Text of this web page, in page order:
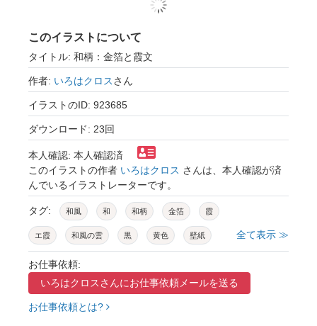
このイラストについて
タイトル: 和柄：金箔と霞文
作者: いろはクロスさん
イラストのID: 923685
ダウンロード: 23回
本人確認: 本人確認済
このイラストの作者 いろはクロス さんは、本人確認が済
んでいるイラストレーターです。
タグ: 和風 和 和柄 金箔 霞
エ霞 和風の雲 黒 黄色 壁紙
お正月
全て表示 ≫
お仕事依頼:
いろはクロスさんにお仕事依頼メールを送る
お仕事依頼とは?